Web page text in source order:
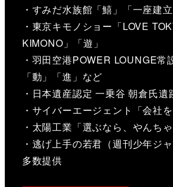
・すみだ水族館「鱚」「一座建立
・東京キモノショー「LOVE
KIMONO」「遊」
・羽田空港POWER LOUNGE常
「動」「進」など
・日本遺産認定 一乗谷 朝倉氏遺
・サイバーエージェント「会社を
・太陽工業「選ぶなら、やんちゃ
・逃げ上手の若君（週刊少年ジ
多数提供